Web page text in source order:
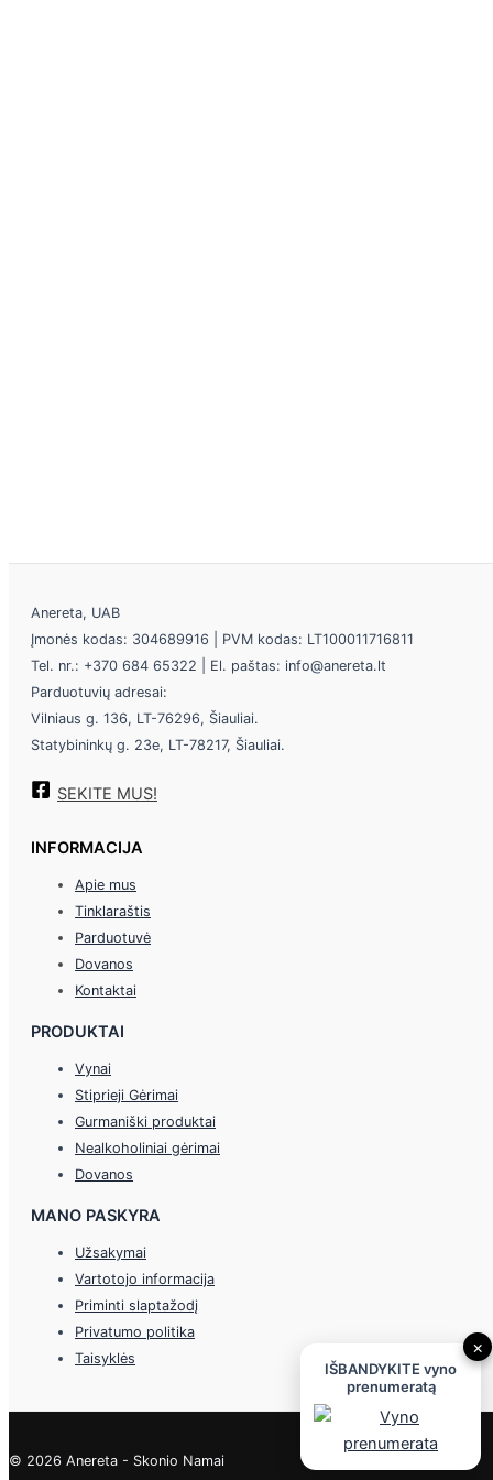
Anereta, UAB
Įmonės kodas: 304689916 | PVM kodas: LT100011716811
Tel. nr.: +370 684 65322 | El. paštas: info@anereta.lt
Parduotuvių adresai:
Vilniaus g. 136, LT-76296, Šiauliai.
Statybininkų g. 23e, LT-78217, Šiauliai.
SEKITE MUS!
INFORMACIJA
Apie mus
Tinklaraštis
Parduotuvė
Dovanos
Kontaktai
PRODUKTAI
Vynai
Stiprieji Gėrimai
Gurmaniški produktai
Nealkoholiniai gėrimai
Dovanos
MANO PASKYRA
Užsakymai
Vartotojo informacija
Priminti slaptažodį
Privatumo politika
Taisyklės
© 2026 Anereta - Skonio Namai
×
IŠBANDYKITE vyno
prenumeratą